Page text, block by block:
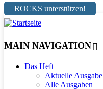
ROCKS unterstützen!
MAIN NAVIGATION
Das Heft
Aktuelle Ausgabe
Alle Ausgaben